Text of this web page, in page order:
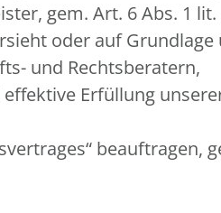
gem. Art. 6 Abs. 1 lit.
oder auf Grundlage
und Rechtsberatern,
Erfüllung
beauftragen,